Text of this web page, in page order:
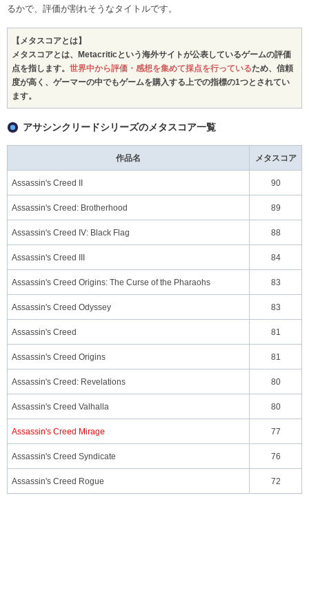
るかで、評価が割れそうなタイトルです。
【メタスコアとは】
メタスコアとは、Metacriticという海外サイトが公表しているゲームの評価
点を指します。 世界中から評価・感想を集めて採点を行っているため、信頼
度が高く、ゲーマーの中でもゲームを購入する上での指標の1つとされてい
ます。
アサシンクリードシリーズのメタスコア一覧
作品名 メタスコア
Assassin's Creed II 90
Assassin's Creed: Brotherhood 89
Assassin's Creed IV: Black Flag 88
Assassin's Creed III 84
Assassin's Creed Origins: The Curse of the Pharaohs 83
Assassin's Creed Odyssey 83
Assassin's Creed 81
Assassin's Creed Origins 81
Assassin's Creed: Revelations 80
Assassin's Creed Valhalla 80
Assassin's Creed Mirage 77
Assassin's Creed Syndicate 76
Assassin's Creed Rogue 72